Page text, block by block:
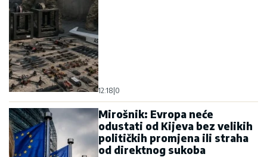
12:18|0
Mirošnik: Evropa neće
odustati od Kijeva bez velikih
političkih promjena ili straha
od direktnog sukoba